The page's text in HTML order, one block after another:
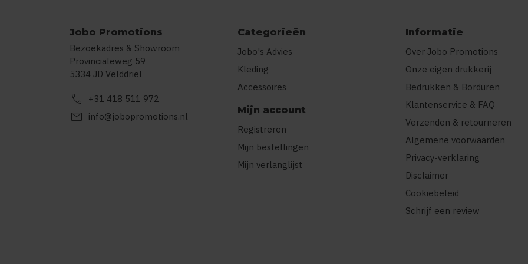
Jobo Promotions
Bezoekadres & Showroom
Provincialeweg 59
5334 JD Velddriel
call +31 418 511 972
mail info@jobopromotions.nl
Categorieën
Jobo's Advies
Kleding
Accessoires
Mijn account
Registreren
Mijn bestellingen
Mijn verlanglijst
Informatie
Over Jobo Promotions
Onze eigen drukkerij
Bedrukken & Borduren
Klantenservice & FAQ
Verzenden & retourneren
Algemene voorwaarden
Privacy-verklaring
Disclaimer
Cookiebeleid
Schrijf een review